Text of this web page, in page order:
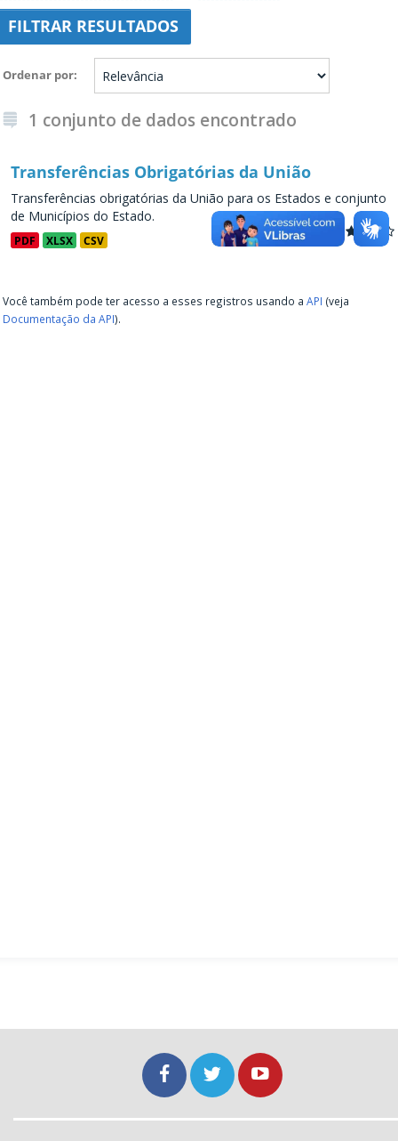
FILTRAR RESULTADOS
Ordenar por
1 conjunto de dados encontrado
Transferências Obrigatórias da União
Transferências obrigatórias da União para os Estados e conjunto
de Municípios do Estado.
PDF XLSX CSV
Você também pode ter acesso a esses registros usando a API (veja
Documentação da API).